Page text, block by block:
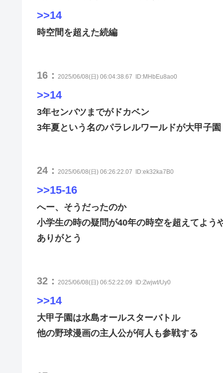
>>14
時空間を超えた続編
16： 2025/06/08(日) 06:04:38.67 ID:MHbEu8ao0
>>14
3年センバツまでがドカベン
3年夏という名のパラレルワールドが大甲子園
24： 2025/06/08(日) 06:26:22.07 ID:ek32ka7B0
>>15-16
へー、そうだったのか
小学生の時の疑問が40年の時空を超えてよう
ありがとう
32： 2025/06/08(日) 06:52:22.09 ID:Zwjwt/Uy0
>>14
大甲子園は水島オールスターバトル
他の野球漫画の主人公が何人も参戦する